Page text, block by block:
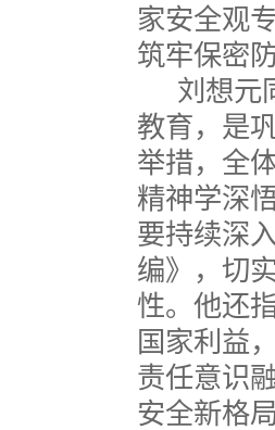
家安全观
筑牢保密
刘想元
教育，是
举措，全
精神学深
要持续深
编》，切
性。他还
国家利益
责任意识
安全新格